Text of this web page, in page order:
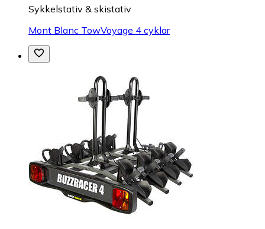
Sykkelstativ & skistativ
Mont Blanc TowVoyage 4 cyklar